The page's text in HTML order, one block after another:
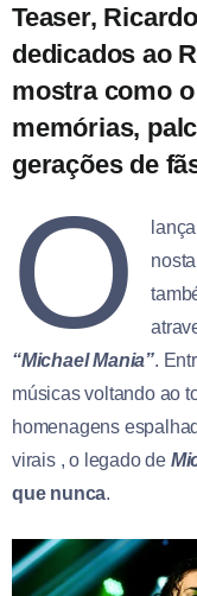
Teaser,
dedicados ao
mostra como
memórias,
gerações de
O
“Michael Mania”.
músicas voltando ao
homenagens
virais , o legado de
que nunca.